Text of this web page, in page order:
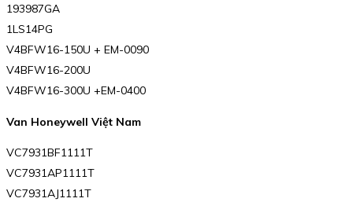
193987GA
1LS14PG
V4BFW16-150U + EM-0090
V4BFW16-200U
V4BFW16-300U +EM-0400
Van Honeywell Việt Nam
VC7931BF1111T
VC7931AP1111T
VC7931AJ1111T